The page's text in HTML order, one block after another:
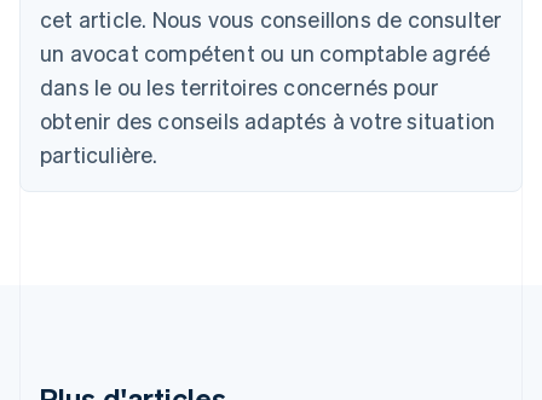
cet article. Nous vous conseillons de consulter
un avocat compétent ou un comptable agréé
dans le ou les territoires concernés pour
obtenir des conseils adaptés à votre situation
particulière.
Brésil
Bulgarie
English
Canada
EnglishFrançais
Chine continentale